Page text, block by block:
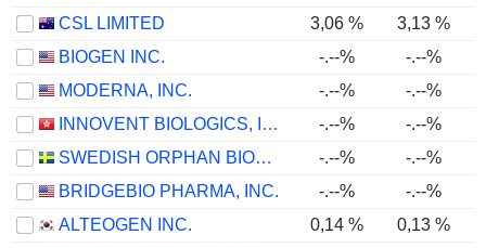
CSL LIMITED
3,06 % 3,13 %
BIOGEN INC.
-.--% -.--%
MODERNA, INC.
-.--%
-.--%
INNOVENT BIOLOGICS, INC.
-.--% -.--%
SWEDISH ORPHAN BIOVITRUM AB
-.--% -.--%
BRIDGEBIO PHARMA, INC.
-.--% -.--%
ALTEOGEN INC.
0,14 % 0,13 %